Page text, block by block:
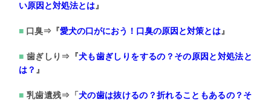
い原因と対処法とは』
口臭⇒『愛犬の口がにおう！口臭の原因と対策とは』
歯ぎしり⇒『犬も歯ぎしりをするの？その原因と対処法と
は？ 』
乳歯遺残⇒「犬の歯は抜けるの？折れることもあるの？ そ